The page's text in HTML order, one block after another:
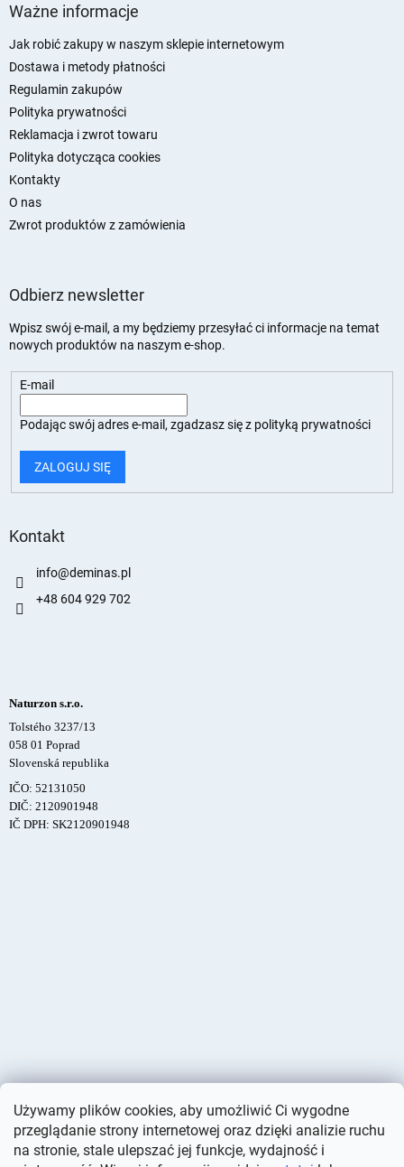
Używamy plików cookies, aby umożliwić Ci wygodne
przeglądanie strony internetowej oraz dzięki analizie ruchu
na stronie, stale ulepszać jej funkcje, wydajność i
Ważne informacje
Jak robić zakupy w naszym sklepie internetowym
Dostawa i metody płatności
Regulamin zakupów
Polityka prywatności
Reklamacja i zwrot towaru
Polityka dotycząca cookies
Kontakty
O nas
Zwrot produktów z zamówienia
Odbierz newsletter
Wpisz swój e-mail, a my będziemy przesyłać ci informacje na temat
nowych produktów na naszym e-shop.
E-mail
Podając swój adres e-mail, zgadzasz się z polityką prywatności
ZALOGUJ SIĘ
Kontakt
info@deminas.pl
+48 604 929 702
Naturzon s.r.o.
Tolstého 3237/13
058 01 Poprad
Slovenská republika
IČO: 52131050
DIČ: 2120901948
IČ DPH: SK2120901948